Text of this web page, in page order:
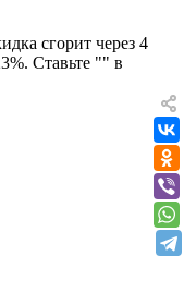
сгорит через 4
Ставьте "" в